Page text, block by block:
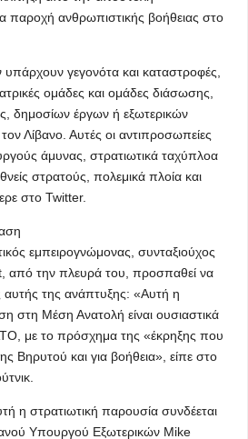
παροχή ανθρωπιστικής βοήθειας στο
γεγονότα και καταστροφές,
ομάδες και ομάδες διάσωσης,
δημοσίων έργων ή εξωτερικών
Λίβανο. Αυτές οι αντιπροσωπείες
άμυνας, στρατιωτικά ταχύπλοα
στρατούς, πολεμικά πλοία και
στο Twitter.
εμπειρογνώμονας, συνταξιούχος
από την πλευρά του, προσπαθεί να
αυτής της ανάπτυξης: «Αυτή η
στη Μέση Ανατολή είναι ουσιαστικά
με το πρόσχημα της «έκρηξης που
Βηρυτού και για βοήθεια», είπε στο
η στρατιωτική παρουσία συνδέεται
Υπουργού Εξωτερικών Mike